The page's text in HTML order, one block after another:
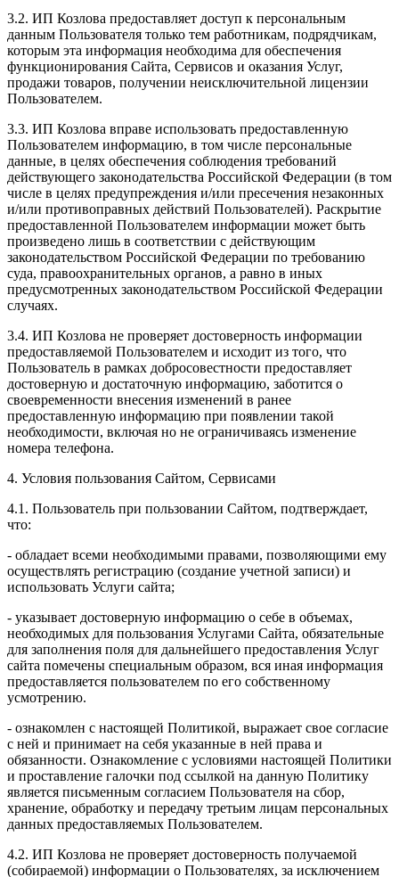
3.2. ИП Козлова предоставляет доступ к персональным
данным Пользователя только тем работникам, подрядчикам,
которым эта информация необходима для обеспечения
функционирования Сайта, Сервисов и оказания Услуг,
продажи товаров, получении неисключительной лицензии
Пользователем.
3.3. ИП Козлова вправе использовать предоставленную
Пользователем информацию, в том числе персональные
данные, в целях обеспечения соблюдения требований
действующего законодательства Российской Федерации (в том
числе в целях предупреждения и/или пресечения незаконных
и/или противоправных действий Пользователей). Раскрытие
предоставленной Пользователем информации может быть
произведено лишь в соответствии с действующим
законодательством Российской Федерации по требованию
суда, правоохранительных органов, а равно в иных
предусмотренных законодательством Российской Федерации
случаях.
3.4. ИП Козлова не проверяет достоверность информации
предоставляемой Пользователем и исходит из того, что
Пользователь в рамках добросовестности предоставляет
достоверную и достаточную информацию, заботится о
своевременности внесения изменений в ранее
предоставленную информацию при появлении такой
необходимости, включая но не ограничиваясь изменение
номера телефона.
4. Условия пользования Сайтом, Сервисами
4.1. Пользователь при пользовании Сайтом, подтверждает,
что:
- обладает всеми необходимыми правами, позволяющими ему
осуществлять регистрацию (создание учетной записи) и
использовать Услуги сайта;
- указывает достоверную информацию о себе в объемах,
необходимых для пользования Услугами Сайта, обязательные
для заполнения поля для дальнейшего предоставления Услуг
сайта помечены специальным образом, вся иная информация
предоставляется пользователем по его собственному
усмотрению.
- ознакомлен с настоящей Политикой, выражает свое согласие
с ней и принимает на себя указанные в ней права и
обязанности. Ознакомление с условиями настоящей Политики
и проставление галочки под ссылкой на данную Политику
является письменным согласием Пользователя на сбор,
хранение, обработку и передачу третьим лицам персональных
данных предоставляемых Пользователем.
4.2. ИП Козлова не проверяет достоверность получаемой
(собираемой) информации о Пользователях, за исключением